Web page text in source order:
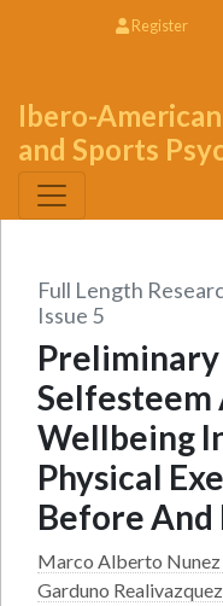
Register
Ibero-
and Sports
Full Length
Issue 5
Selfesteem
Wellbeing
Physical
Before And
Marco Alberto Nunez
Garduno Realivazquez